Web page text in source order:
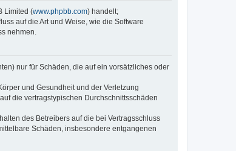
Limited (www.phpbb.com) handelt;
auf die Art und Weise, wie die Software
nehmen.
nur für Schäden, die auf ein vorsätzliches oder
und Gesundheit und der Verletzung
die vertragstypischen Durchschnittsschäden
des Betreibers auf die bei Vertragsschluss
Schäden, insbesondere entgangenen